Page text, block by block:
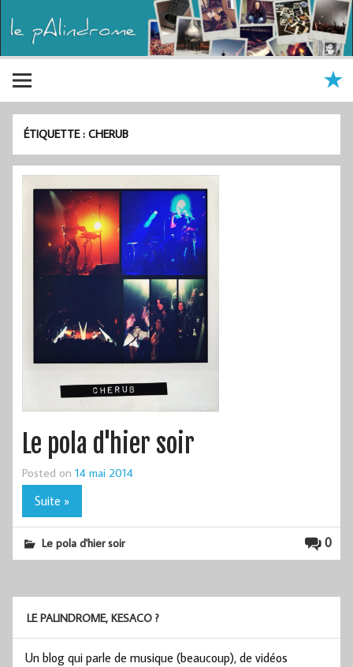
ÉTIQUETTE :CHERUB
Le pola d'hier soir
Posted on 14 mai 2014
Suite »
0
Le pola d'hier soir
LE PALINDROME, KESACO ?
Un blog qui parle de musique (beaucoup), de vidéos